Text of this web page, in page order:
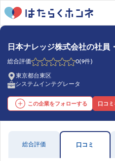
日本ナレッジ株式会社の社員
総合評価 0(9件)
東京都台東区
システムインテグレータ
この企業をフォローする 口コ
総合評価 口コミ